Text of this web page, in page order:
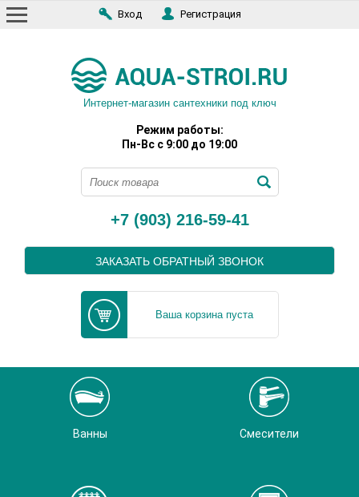
Вход Регистрация
Интернет-магазин сантехники под ключ
Режим работы:
Пн-Вс с 9:00 до 19:00
+7 (903) 216-59-41
ЗАКАЗАТЬ ОБРАТНЫЙ ЗВОНОК
Ваша корзина пуста
Ванны Смесители